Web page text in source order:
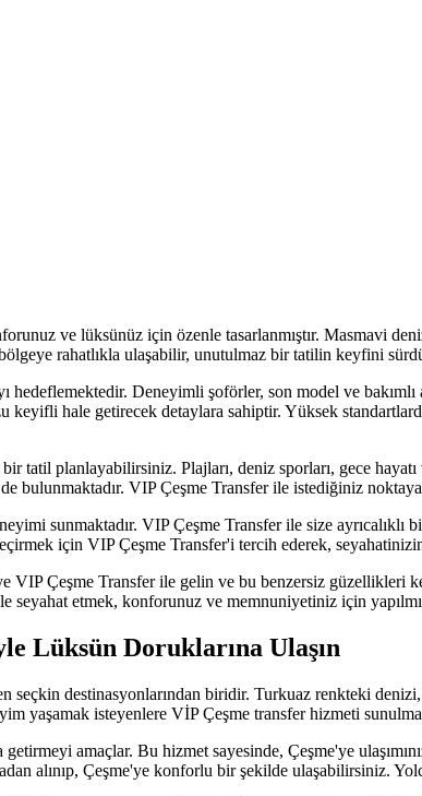
ve lüksünüz için özenle tasarlanmıştır. Masmavi
rahatlıkla ulaşabilir, unutulmaz bir tatilin keyfini
Deneyimli şoförler, son model ve
keyifli hale getirecek detaylara sahiptir. Yüksek
planlayabilirsiniz. Plajları, deniz sporları, gece
bulunmaktadır. VIP Çeşme Transfer ile istediğiniz
sunmaktadır. VIP Çeşme Transfer ile size
için VIP Çeşme Transfer'i tercih ederek,
Çeşme Transfer ile gelin ve bu benzersiz güzellikleri
seyahat etmek, konforunuz ve memnuniyetiniz için
Lüksün Doruklarına Ulaşın
destinasyonlarından biridir. Turkuaz renkteki
yaşamak isteyenlere VİP Çeşme transfer hizmeti
amaçlar. Bu hizmet sayesinde, Çeşme'ye
alınıp, Çeşme'ye konforlu bir şekilde ulaşabilirsiniz.